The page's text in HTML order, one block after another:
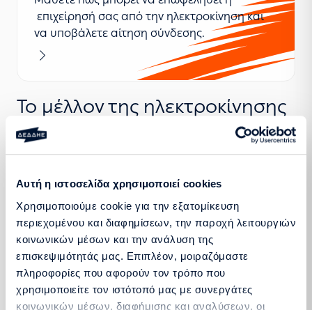
Αυτή η ιστοσελίδα χρησιμοποιεί cookies
Χρησιμοποιούμε cookie για την εξατομίκευση
περιεχομένου και διαφημίσεων, την παροχή λειτουργιών
κοινωνικών μέσων και την ανάλυση της
επισκεψιμότητάς μας. Επιπλέον, μοιραζόμαστε
πληροφορίες που αφορούν τον τρόπο που
χρησιμοποιείτε τον ιστότοπό μας με συνεργάτες
κοινωνικών μέσων, διαφήμισης και αναλύσεων, οι
επιχείρησή σας από την ηλεκτροκίνηση και
να υποβάλετε αίτηση σύνδεσης.
Μαθαίνω περισσότερα
Το μέλλον της ηλεκτροκίνησης
Η ηλεκτροκίνηση δεν είναι απλώς μια τάση – είναι η
τεχνολογίας και την αυξανόμενη ζήτηση, τα
ηλεκτρικά οχήματα γίνονται ολοένα και πιο
προσιτά, φιλικά προς το περιβάλλον και αποδοτικά.
Η υιοθέτηση της ηλεκτροκίνησης συμβάλλει στη
μείωση των εκπομπών ρύπων και στην αναβάθμιση
της ποιότητας ζωής στις πόλεις μας. Στον ΔΕΔΔΗΕ,
υποστηρίζουμε τη μετάβαση αυτή, διασφαλίζοντας